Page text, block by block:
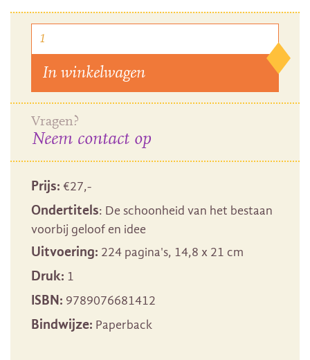
In winkelwagen
Vragen?
Neem contact op
Prijs: €27,-
Ondertitels: De schoonheid van het bestaan
voorbij geloof en idee
Uitvoering: 224 pagina's, 14,8 x 21 cm
Druk: 1
ISBN: 9789076681412
Bindwijze: Paperback